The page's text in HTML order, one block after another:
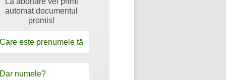
automat documentul
promis!